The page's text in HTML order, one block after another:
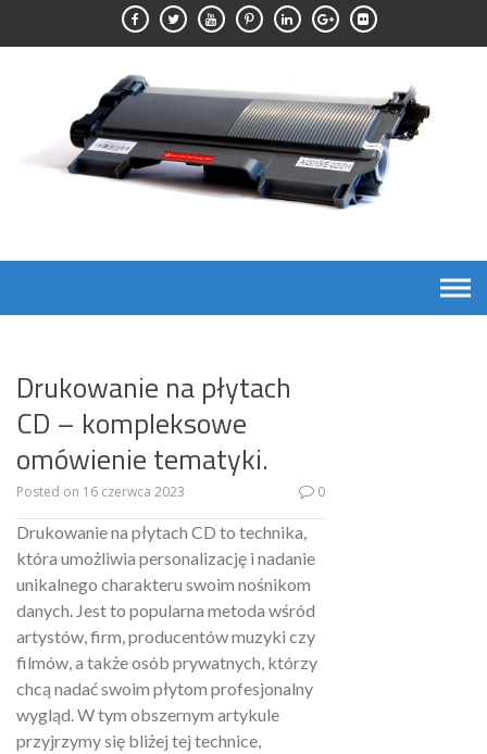
Drukowanie na płytach
CD – kompleksowe
omówienie tematyki.
Posted on 16 czerwca 2023 0
Drukowanie na płytach CD to technika,
która umożliwia personalizację i nadanie
unikalnego charakteru swoim nośnikom
danych. Jest to popularna metoda wśród
artystów, firm, producentów muzyki czy
filmów, a także osób prywatnych, którzy
chcą nadać swoim płytom profesjonalny
wygląd. W tym obszernym artykule
przyjrzymy się bliżej tej technice,